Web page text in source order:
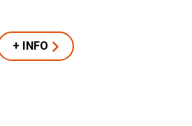
+ INFO